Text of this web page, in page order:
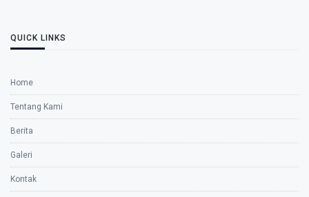
QUICK LINKS
Home
Tentang Kami
Berita
Galeri
Kontak